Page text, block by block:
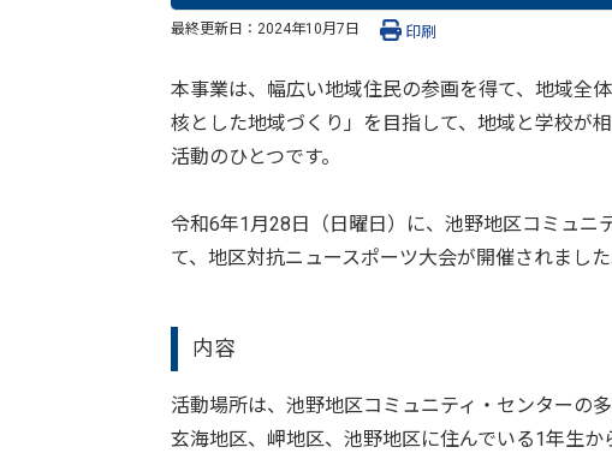
最終更新日： 2024年10月7日 印刷
本事業は、幅広い地域住民の参画を得て、地域全
核とした地域づくり」を目指して、地域と学校が
活動のひとつです。
令和6年1月28日（日曜日）に、池野地区コミュニ
て、地区対抗ニュースポーツ大会が開催されました
内容
活動場所は、池野地区コミュニティ・センターの
玄海地区、岬地区、池野地区に住んでいる1年生